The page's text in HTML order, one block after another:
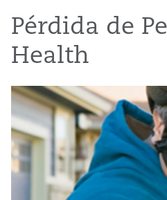
Pérdida de
Health